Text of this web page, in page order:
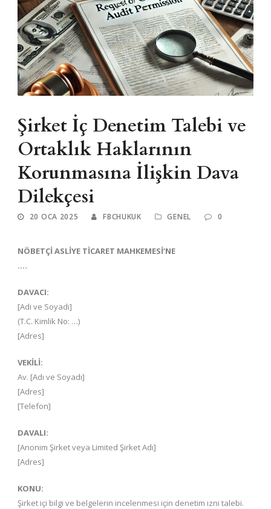
Şirket İç Denetim Talebi ve
Ortaklık Haklarının
Korunmasına İlişkin Dava
Dilekçesi
20 OCA 2025 FBCHUKUK GENEL 0
NÖBETÇİ ASLİYE TİCARET MAHKEMESİ’NE
….
DAVACI:
[Adı ve Soyadı]
(T.C. Kimlik No: …)
[Adres]
VEKİLİ:
Av. [Adı ve Soyadı]
[Adres]
[Telefon]
DAVALI:
[Anonim Şirket veya Limited Şirket Adı]
[Adres]
KONU:
Şirket içi bilgi ve belgelerin incelenmesi için denetim izni talebi.